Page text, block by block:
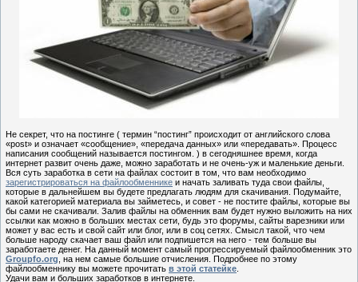
Не секрет, что на постинге ( термин “постинг” происходит от английского слова
«post» и означает «сообщение», «передача данных» или «передавать». Процесс
написания сообщений называется постингом. ) в сегодняшнее время, когда
интернет развит очень даже, можно заработать и не очень-уж и маленькие деньги.
Вся суть заработка в сети на файлах состоит в том, что вам необходимо
зарегистрироваться на файлообменнике и начать заливать туда свои файлы,
которые в дальнейшем вы будете предлагать людям для скачивания. Подумайте,
какой категорией материала вы займетесь, и совет - не постите файлы, которые вы
бы сами не скачивали. Залив файлы на обменник вам будет нужно выложить на них
ссылки как можно в больших местах сети, будь это форумы, сайты варезники или
может у вас есть и свой сайт или блог, или в соц сетях. Смысл такой, что чем
больше народу скачает ваш файл или подпишется на него - тем больше вы
заработаете денег. На данный момент самый прогрессируемый файлообменник это
Groupfo.org , на нем самые большие отчисления. Подробнее по этому
файлообменнику вы можете прочитать в этой статейке
Удачи вам и больших заработков в интернете.